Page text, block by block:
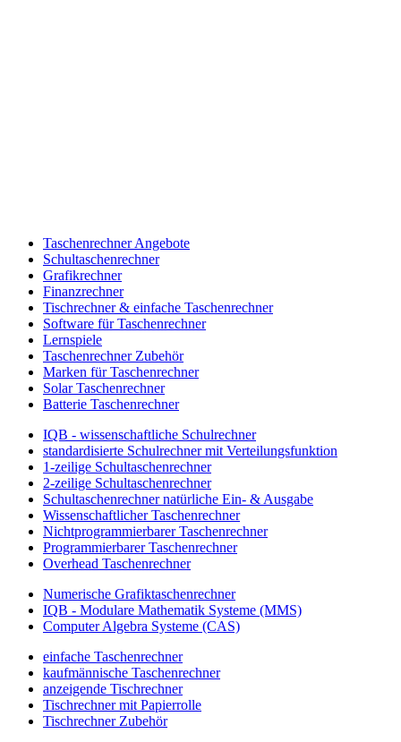
Taschenrechner Angebote
Schultaschenrechner
Grafikrechner
Finanzrechner
Tischrechner & einfache Taschenrechner
Software für Taschenrechner
Lernspiele
Taschenrechner Zubehör
Marken für Taschenrechner
Solar Taschenrechner
Batterie Taschenrechner
IQB - wissenschaftliche Schulrechner
standardisierte Schulrechner mit Verteilungsfunktion
1-zeilige Schultaschenrechner
2-zeilige Schultaschenrechner
Schultaschenrechner natürliche Ein- & Ausgabe
Wissenschaftlicher Taschenrechner
Nichtprogrammierbarer Taschenrechner
Programmierbarer Taschenrechner
Overhead Taschenrechner
Numerische Grafiktaschenrechner
IQB - Modulare Mathematik Systeme (MMS)
Computer Algebra Systeme (CAS)
einfache Taschenrechner
kaufmännische Taschenrechner
anzeigende Tischrechner
Tischrechner mit Papierrolle
Tischrechner Zubehör